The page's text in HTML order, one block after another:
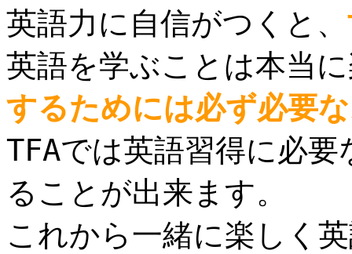
英語力に自信がつくと、
英語を学ぶことは本当
するためには必ず必要
TFAでは英語習得に必要
ることが出来ます。
これから一緒に楽しく